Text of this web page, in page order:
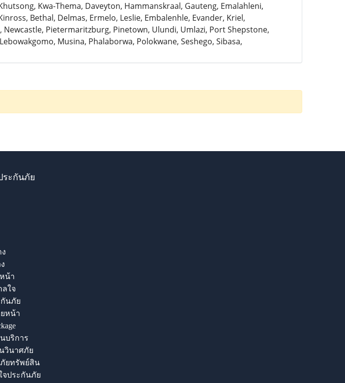
Kwa-Thema, Daveyton, Hammanskraal, Gauteng, Emalahleni,
Bethal, Delmas, Ermelo, Leslie, Embalenhle, Evander, Kriel,
Pietermaritzburg, Pinetown, Ulundi, Umlazi, Port Shepstone,
Musina, Phalaborwa, Polokwane, Seshego, Sibasa,
ระกันภัย
น้า
ใจ
นภัย
หน้า
บริการ
วินาศภัย
ยทรัพย์สิน
จประกันภัย